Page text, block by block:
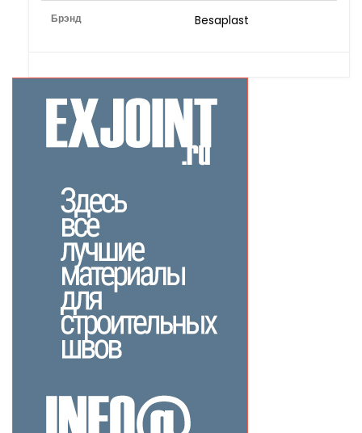
Брэнд Besaplast